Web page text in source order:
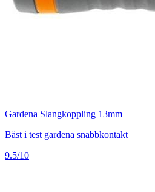
Gardena Slangkoppling 13mm
Bäst i test gardena snabbkontakt
9.5/10